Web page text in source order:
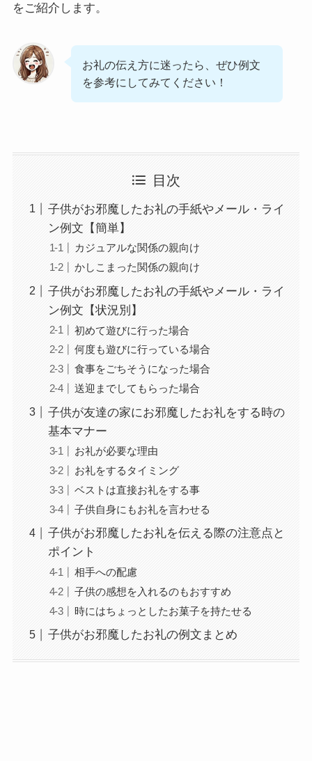
をご紹介します。
お礼の伝え方に迷ったら、ぜひ例文
を参考にしてみてください！
目次
子供がお邪魔したお礼の手紙やメール・ライ
ン例文【簡単】
カジュアルな関係の親向け
かしこまった関係の親向け
子供がお邪魔したお礼の手紙やメール・ライ
ン例文【状況別】
初めて遊びに行った場合
何度も遊びに行っている場合
食事をごちそうになった場合
送迎までしてもらった場合
子供が友達の家にお邪魔したお礼をする時の
基本マナー
お礼が必要な理由
お礼をするタイミング
ベストは直接お礼をする事
子供自身にもお礼を言わせる
子供がお邪魔したお礼を伝える際の注意点と
ポイント
相手への配慮
子供の感想を入れるのもおすすめ
時にはちょっとしたお菓子を持たせる
子供がお邪魔したお礼の例文まとめ